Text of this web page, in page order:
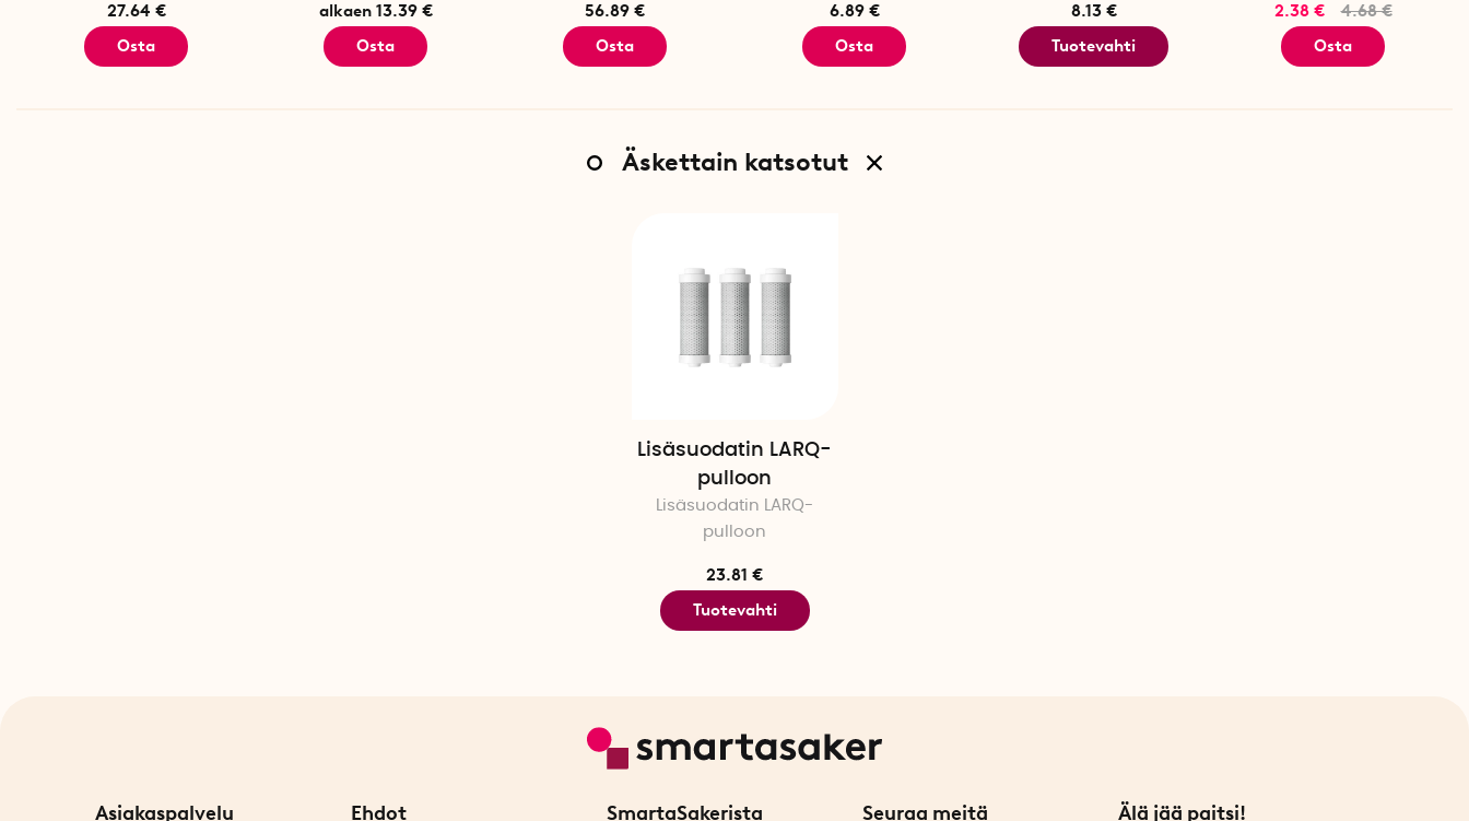
27.64 €
Osta
alkaen 13.39 €
Osta
56.89 €
Osta
6.89 €
Osta
8.13 €
Tuotevahti
2.38 €
4.68 €
Osta
Äskettain katsotut
Lisäsuodatin LARQ-
pulloon
Lisäsuodatin LARQ-
pulloon
23.81 €
Tuotevahti
Asiakaspalvelu Ehdot SmartaSakerista Seuraa meitä Älä jää paitsi!